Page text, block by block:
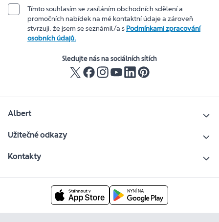
Tímto souhlasím se zasíláním obchodních sdělení a
promočních nabídek na mé kontaktní údaje a zároveň
stvrzuji, že jsem se seznámil/a s Podmínkami zpracování
osobních údajů.
Sledujte nás na sociálních sítích
Albert
Užitečné odkazy
Kontakty